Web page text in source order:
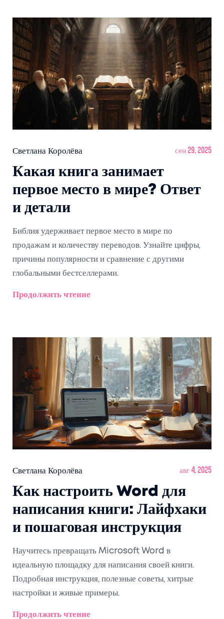
Светлана Королёва сен 29, 2025
Какая книга занимает
первое место в мире? Ответ
и детали
Библия удерживает первое место в мире по
продажам и количеству переводов. Узнайте цифры,
причины популярности и сравнение с другими
глобальными бестселлерами.
Продолжить чтение
Светлана Королёва авг 4, 2025
Как настроить Word для
написания книги: Лайфхаки
и пошаговая инструкция
Научитесь превращать Microsoft Word в
идеальную площадку для написания своей книги.
Подробная инструкция, полезные советы, хитрые
настройки и живые примеры.
Продолжить чтение